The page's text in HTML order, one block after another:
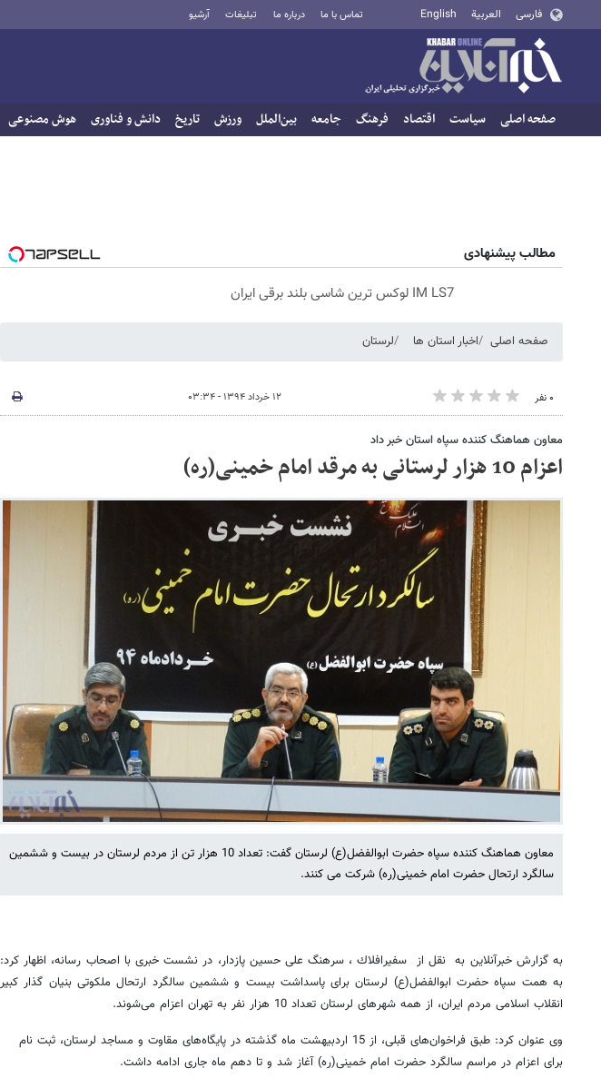
فارسی العربية English تماس با ما درباره ما تبلیغات آرشیو
صفحه اصلی سیاست اقتصاد فرهنگ جامعه بین‌الملل ورزش تاریخ دانش و فناوری هوش مصنوعی
مطالب پیشنهادی
IM LS7 لوکس ترین شاسی بلند برقی ایران
صفحه اصلی اخبار استان ها لرستان
۰ نفر ۱۲ خرداد ۱۳۹۴ - ۰۳:۳۴
معاون هماهنگ کننده سپاه استان خبر داد
اعزام 10 هزار لرستانی به مرقد امام خمینی(ره)
معاون هماهنگ کننده سپاه حضرت ابوالفضل(ع) لرستان گفت: تعداد 10 هزار تن از مردم لرستان در بیست و ششمین
سالگرد ارتحال حضرت امام خمینی(ره) شرکت می کنند.
به گزارش خبرآنلاین به نقل از سفيرافلاك ، سرهنگ علی حسین پازدار، در نشست خبری با اصحاب رسانه، اظهار کرد:
به همت سپاه حضرت ابوالفضل(ع) لرستان برای پاسداشت بیست و ششمین سالگرد ارتحال ملکوتی بنیان گذار کبیر
انقلاب اسلامی مردم ایران، از همه شهرهای لرستان تعداد 10 هزار نفر به تهران اعزام می‌شوند.
وی عنوان کرد: طبق فراخوان‌های قبلی، از 15 اردبیهشت ماه گذشته در پایگاه‌های مقاوت و مساجد لرستان، ثبت نام
برای اعزام در مراسم سالگرد حضرت امام خمینی(ره) آغاز شد و تا دهم ماه جاری ادامه داشت.